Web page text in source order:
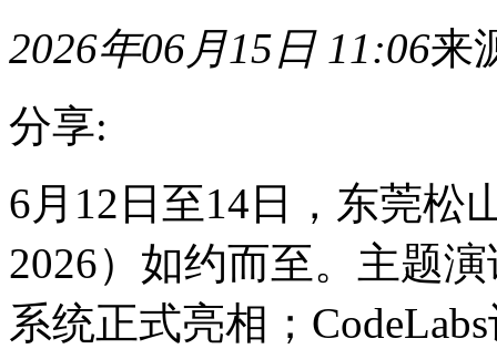
2026年06月15日 11:06来
分享:
6月12日至14日，东莞松
2026）如约而至。主题
系统正式亮相；